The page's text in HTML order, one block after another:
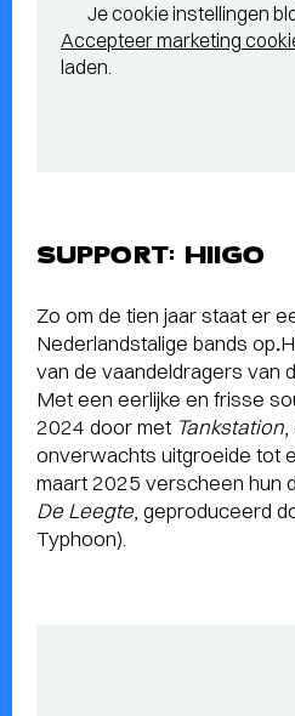
Je cookie instellingen
Accepteer marketing
laden.
SUPPORT: HIIGO
Zo om de tien jaar staat er
Nederlandstalige bands op.
van de vaandeldragers van
Met een eerlijke en frisse
2024 door met Tankstation,
onverwachts uitgroeide tot
maart 2025 verscheen hun
De Leegte, geproduceerd
Typhoon).